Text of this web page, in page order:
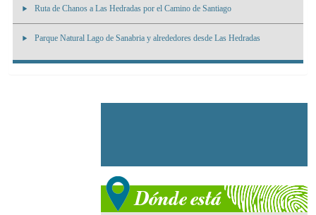
Ruta de Chanos a Las Hedradas por el Camino de Santiago
Parque Natural Lago de Sanabria y alrededores desde Las Hedradas